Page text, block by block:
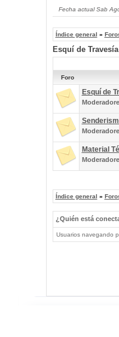
Fecha actual Sab
Índice general »
Esquí de
Foro
Esquí de
Material
Índice general »
¿Quién está
Usuarios navegando